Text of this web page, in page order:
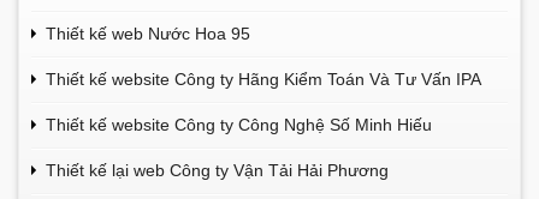
Thiết kế web Nước Hoa 95
Thiết kế website Công ty Hãng Kiểm Toán Và Tư Vấn IPA
Thiết kế website Công ty Công Nghệ Số Minh Hiếu
Thiết kế lại web Công ty Vận Tải Hải Phương